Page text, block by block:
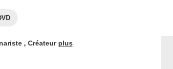
, Créateur plus